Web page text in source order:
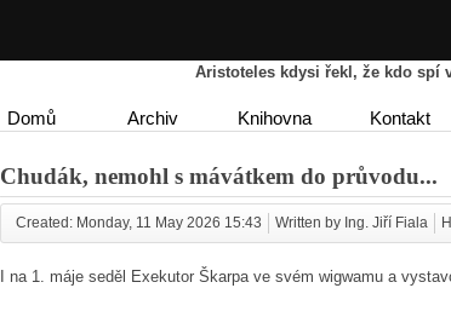
Aristoteles kdysi řekl, že kdo
Domů Archiv Knihovna Kontakt
Chudák, nemohl s mávátkem do průvodu...
Created: Monday, 11 May 2026 15:43 Written by Ing. Jiří Fiala
I na 1. máje seděl Exekutor Škarpa ve svém wigwamu a